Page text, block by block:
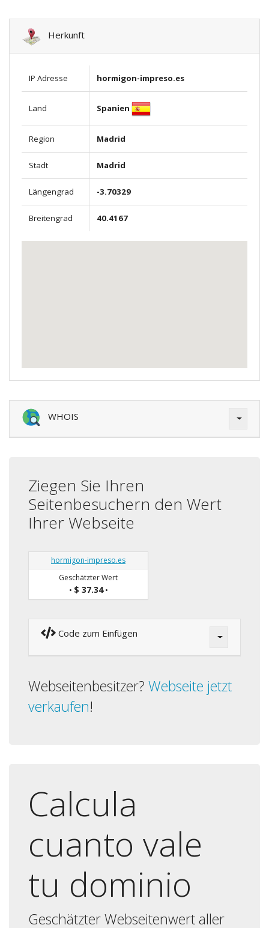
Herkunft
IP Adresse hormigon-impreso.es
Land Spanien
Region Madrid
Stadt Madrid
Längengrad -3.70329
Breitengrad 40.4167
WHOIS
Ziegen Sie Ihren
Seitenbesuchern den Wert
Ihrer Webseite
hormigon-impreso.es
Geschätzter Wert
• $ 37.34•
Code zum Einfügen
Webseitenbesitzer? Webseite jetzt
verkaufen!
Calcula
cuanto vale
tu dominio
Geschätzter Webseitenwert aller